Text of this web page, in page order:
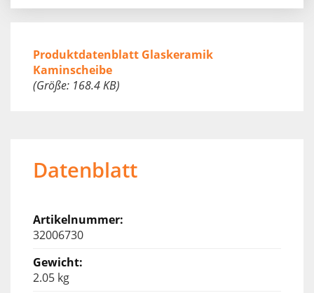
Produktdatenblatt Glaskeramik
Kaminscheibe
(Größe: 168.4 KB)
Datenblatt
32006730
2.05 kg